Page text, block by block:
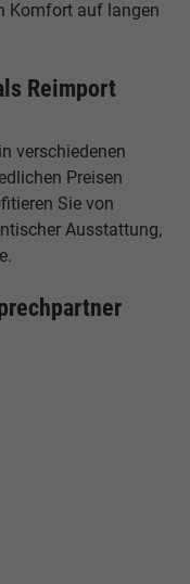
Komfort auf langen
Reimport
verschiedenen
Preisen
Sie von
Ausstattung,